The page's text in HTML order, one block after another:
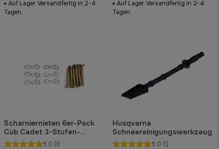
Auf Lager. Versandfertig in 2-4
Tagen.
Auf Lager. Versandfertig in 2-4
Tagen.
Scharniernieten 6er-Pack
Cub Cadet 3-Stufen-
Schneefräse
5.0 (1)
Husqvarna
Schneereinigungswerkzeug
5.0 (1)